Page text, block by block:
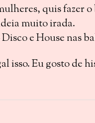
quis fazer
muito irada.
e House nas
isso. Eu gosto de